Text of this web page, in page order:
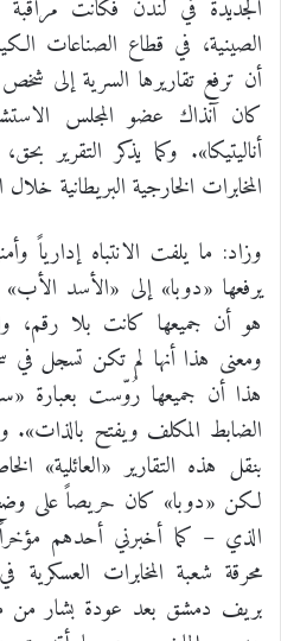
الجديدة في لندن فكانت مراقبة
الصينية، في قطاع الصناعات
أن ترفع تقاريرها السرية إلى
كان آنذاك عضو المجلس
أناليتيكا». وكما يذكر
المخابرات الخارجية البريطانية خلال الفترة
وزاد: ما يلفت الانتباه إدارياً
يرفعها «دوبا» إلى «الأسد الأب»
هو أن جميعها كانت بلا رقم،
ومعنى هذا أنها لم تكن تسجل في
هذا أن جميعها رُوّست بعبارة
الضابط المكلف ويفتح بالذات».
بنقل هذه التقارير «العائلية»
لكن «دوبا» كان حريصاً على
الذي – كما أخبرني أحدهم
محرقة شعبة المخابرات